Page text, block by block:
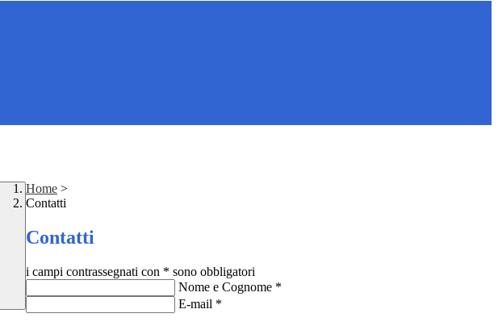
Home >
Contatti
Contatti
i campi contrassegnati con * sono obbligatori
Nome e Cognome *
E-mail *